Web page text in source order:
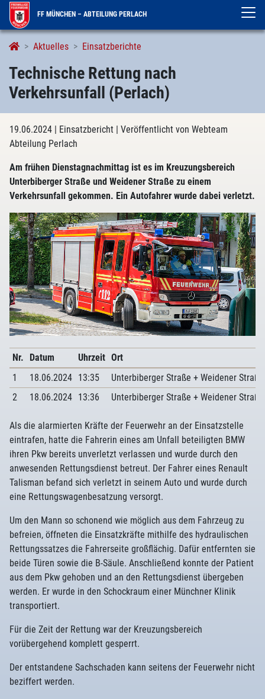
FF MÜNCHEN – ABTEILUNG PERLACH
Aktuelles Einsatzberichte
Technische Rettung nach
Verkehrsunfall (Perlach)
19.06.2024 | Einsatzbericht | Veröffentlicht von Webteam
Abteilung Perlach
Am frühen Dienstagnachmittag ist es im Kreuzungsbereich
Unterbiberger Straße und Weidener Straße zu einem
Verkehrsunfall gekommen. Ein Autofahrer wurde dabei verletzt.
Nr. Datum Uhrzeit Ort
1
18.06.2024 13:35
Unterbiberger Straße + Weidener Straße
2
18.06.2024 13:36 Unterbiberger Straße + Weidener Straße
Als die alarmierten Kräfte der Feuerwehr an der Einsatzstelle
eintrafen, hatte die Fahrerin eines am Unfall beteiligten BMW
ihren Pkw bereits unverletzt verlassen und wurde durch den
anwesenden Rettungsdienst betreut. Der Fahrer eines Renault
Talisman befand sich verletzt in seinem Auto und wurde durch
eine Rettungswagenbesatzung versorgt.
Um den Mann so schonend wie möglich aus dem Fahrzeug zu
befreien, öffneten die Einsatzkräfte mithilfe des hydraulischen
Rettungssatzes die Fahrerseite großflächig. Dafür entfernten sie
beide Türen sowie die B-Säule. Anschließend konnte der Patient
aus dem Pkw gehoben und an den Rettungsdienst übergeben
werden. Er wurde in den Schockraum einer Münchner Klinik
transportiert.
Für die Zeit der Rettung war der Kreuzungsbereich
vorübergehend komplett gesperrt.
Der entstandene Sachschaden kann seitens der Feuerwehr nicht
beziffert werden.